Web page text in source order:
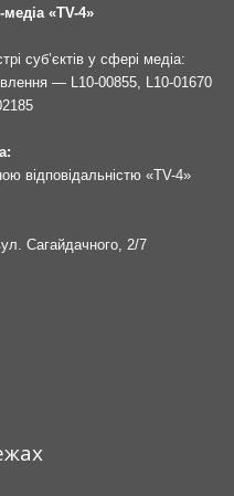
«TV-4»
суб’єктів у сфері медіа:
— L10-00855, L10-01670
відповідальністю «TV-4»
Сагайдачного, 2/7